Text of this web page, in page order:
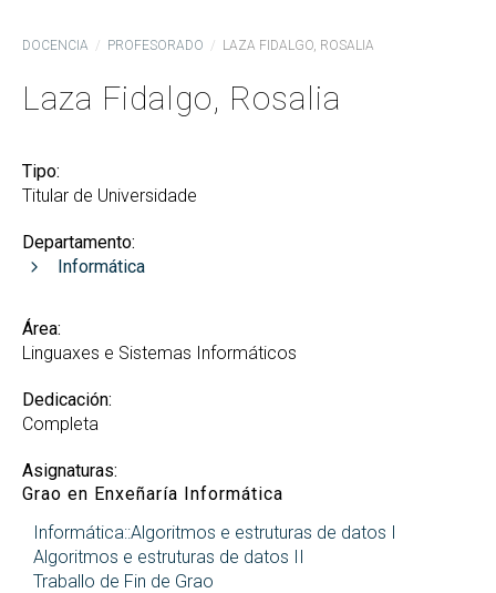
DOCENCIA PROFESORADO LAZA FIDALGO, ROSALIA
Laza Fidalgo, Rosalia
Tipo:
Titular de Universidade
Departamento:
Informática
Área:
Linguaxes e Sistemas Informáticos
Dedicación:
Completa
Asignaturas:
Grao en Enxeñaría Informática
Informática::Algoritmos e estruturas de datos I
Algoritmos e estruturas de datos II
Traballo de Fin de Grao